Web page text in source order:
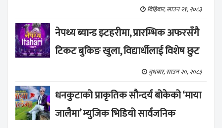
बिहिबार, साउन २१, २०८३
नेपथ्य ब्यान्ड इटहरीमा, प्रारम्भिक अफरसँगै
टिकट बुकिङ खुला, विद्यार्थीलाई विशेष छुट
बुधबार, साउन २०, २०८३
धनकुटाको प्राकृतिक सौन्दर्य बोकेको ‘माया
जालैमा’ म्युजिक भिडियो सार्वजनिक